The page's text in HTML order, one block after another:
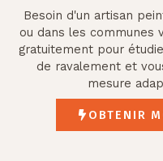
Besoin d'un artisan
ou dans les communes
gratuitement pour
de ravalement et
mesure
OBTENIR